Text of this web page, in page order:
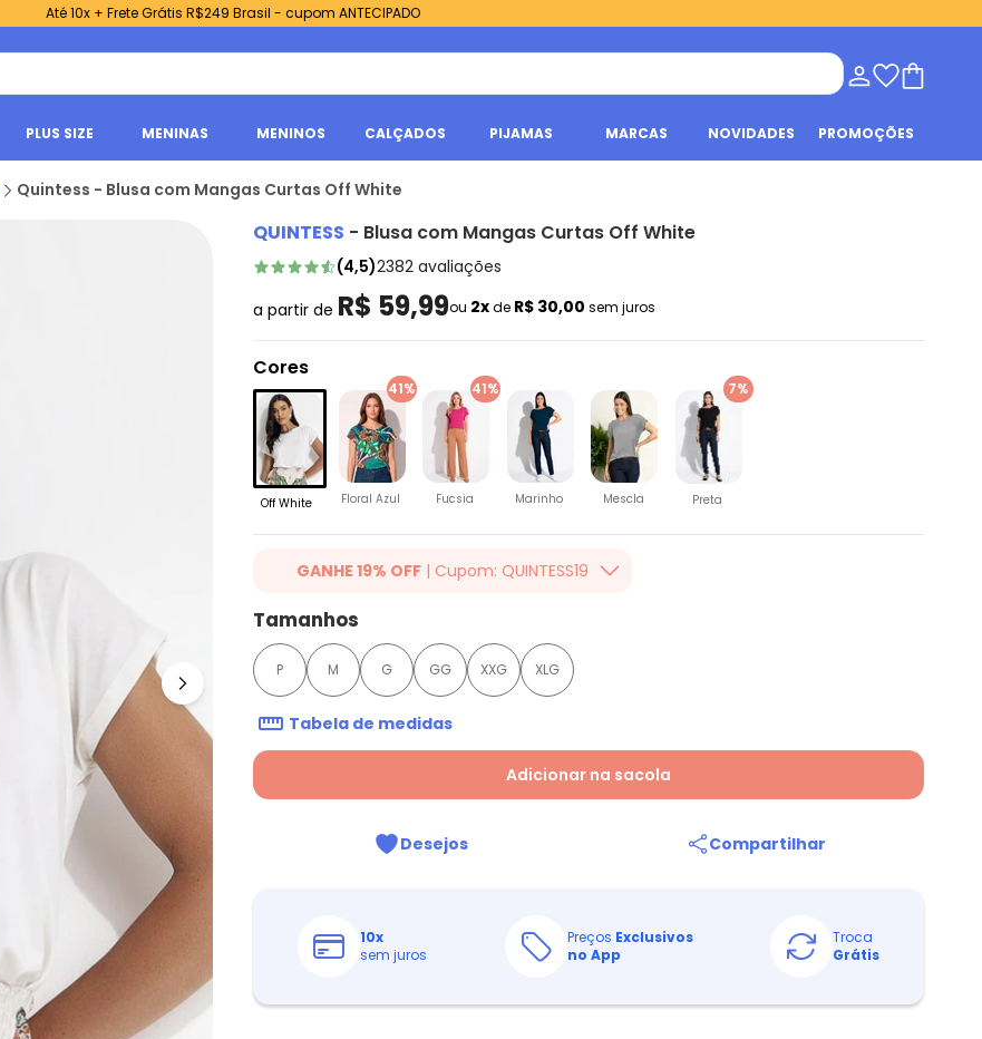
Até 10x + Frete Grátis R$249 Brasil - cupom ANTECIPADO
PLUS SIZE MENINAS MENINOS CALÇADOS PIJAMAS MARCAS NOVIDADES PROMOÇÕES
Quintess - Blusa com Mangas Curtas Off White
QUINTESS - Blusa com Mangas Curtas Off White
(4,5)2382 avaliações
a partir de R$ 59,99ou 2xde R$ 30,00 sem juros
Cores
Off White
41%
Floral Azul
41%
Fucsia Marinho Mescla
7%
Preta
GANHE 19% OFF | Cupom: QUINTESS19
Ganhe 19% OFF Extra em qualquer valor, usando o
cupom: QUINTESS19. Válido para toda loja Quintess,
até 07/08/2026.
Tamanhos
P M G GG XXG XLG
Tabela de medidas
Adicionar na sacola
Desejos Compartilhar
10x
sem juros
Preços Exclusivos
no App
Troca
Grátis